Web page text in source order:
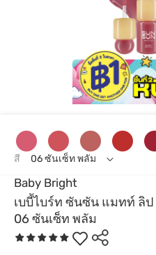
Baby Bright
เบบี้ไบร์ท ซันซัน แมทท์ ลิป
06 ซันเซ็ท พลัม
สี 06 ซันเซ็ท พลัม